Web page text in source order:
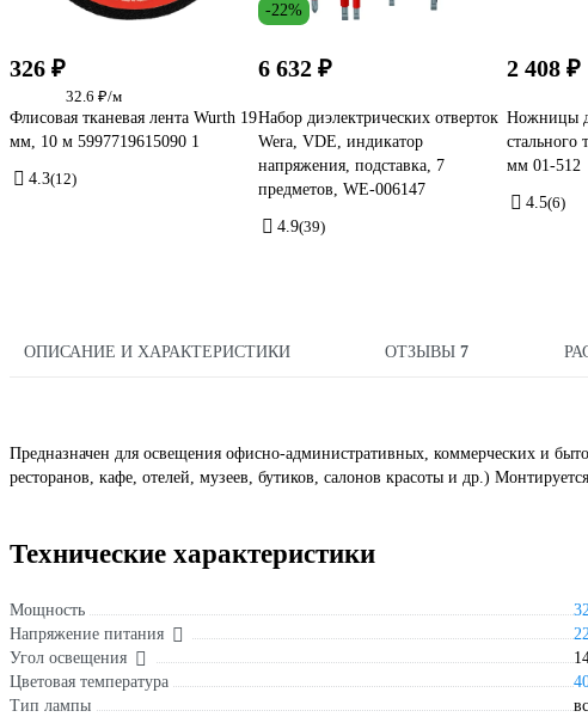
326 ₽
32.6 ₽/м
Флисовая тканевая лента Wurth 19
мм, 10 м 5997719615090 1
4.3(12)
-22%
6 632 ₽
Набор диэлектрических отверток
Wera, VDE, индикатор
напряжения, подставка, 7
предметов, WE-006147
4.9(39)
2 408 ₽
Ножницы
стального
мм 01-512
4.5(6)
ОПИСАНИЕ И ХАРАКТЕРИСТИКИ ОТЗЫВЫ7
Предназначен для освещения офисно-административных, коммерческих и
ресторанов, кафе, отелей, музеев, бутиков, салонов красоты и др.)
Технические характеристики
Мощность
Напряжение питания
Угол освещения
Цветовая температура
Тип лампы